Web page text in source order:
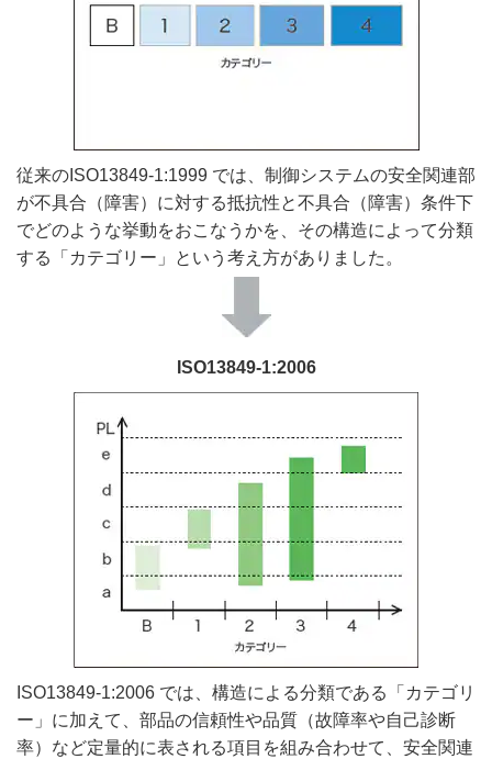
従来のISO13849-1:1999 では、制御システムの安全関連部
が不具合（障害）に対する抵抗性と不具合（障害）条件下
でどのような挙動をおこなうかを、その構造によって分類
する「カテゴリー」という考え方がありました。
ISO13849-1:2006
ISO13849-1:2006 では、構造による分類である「カテゴリ
ー」に加えて、部品の信頼性や品質（故障率や自己診断
率）など定量的に表される項目を組み合わせて、安全関連